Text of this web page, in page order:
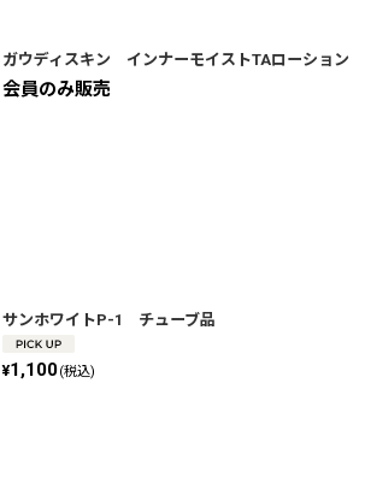
ガウディスキン インナーモイストTAローション
会員のみ販売
サンホワイトP-1 チューブ品
¥1,100(税込)